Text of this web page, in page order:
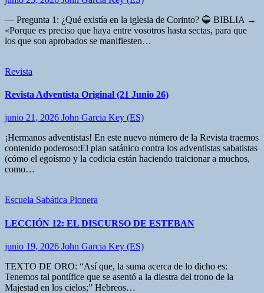
— Pregunta 1: ¿Qué existía en la iglesia de Corinto? 🔵 BIBLIA →
«Porque es preciso que haya entre vosotros hasta sectas, para que
los que son aprobados se manifiesten…
Revista
Revista Adventista Original (21 Junio 26)
junio 21, 2026 John Garcia Key (ES)
¡Hermanos adventistas! En este nuevo número de la Revista traemos
contenido poderoso:El plan satánico contra los adventistas sabatistas
(cómo el egoísmo y la codicia están haciendo traicionar a muchos,
como…
Escuela Sabática Pionera
LECCIÓN 12: EL DISCURSO DE ESTEBAN
junio 19, 2026 John Garcia Key (ES)
TEXTO DE ORO: “Así que, la suma acerca de lo dicho es:
Tenemos tal pontífice que se asentó a la diestra del trono de la
Majestad en los cielos;” Hebreos…